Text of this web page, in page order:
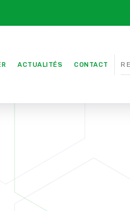
ACTUALITÉS CONTACT